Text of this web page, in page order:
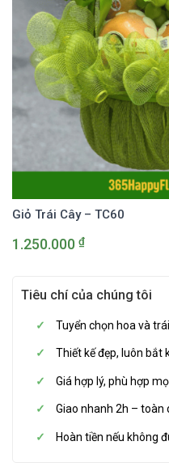
Giỏ Trái Cây – TC60
1.250.000 ₫
Tiêu chí của chúng tôi
Tuyển chọn hoa và
Thiết kế đẹp, luôn bắt
Giá hợp lý, phù hợp
Giao nhanh 2h – toàn
Hoàn tiền nếu không